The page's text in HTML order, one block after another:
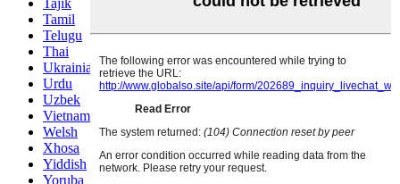
Tamil
Telugu
Thai
Ukrainian
Urdu
Uzbek
Vietnamese
Welsh
Xhosa
Yiddish
Yoruba